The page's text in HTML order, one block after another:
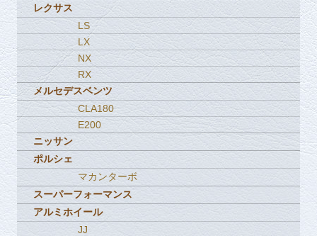
レクサス
LS
LX
NX
RX
メルセデスベンツ
CLA180
E200
ニッサン
ポルシェ
マカンターボ
スーパーフォーマンス
アルミホイール
JJ